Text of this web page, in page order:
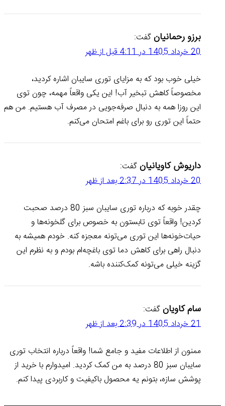
برزو رحمانیانگفت:
20 خرداد 1405 در 4:11 قبل از ظهر
خیلی خوب بود که به مزایای توری سایبان اشاره کردید،
مخصوصاً کاهش تبخیر آب! این یکی واقعاً مهمه، چون توی
این روزا همه به دنبال صرفه‌جویی در مصرف آب هستیم. من هم
حتماً این توری رو برای باغم امتحان می‌کنم.
داریوش کاویانیانگفت:
20 خرداد 1405 در 2:37 بعد از ظهر
چقدر خوبه که درباره توری سایبان سبز 80 درصد صحبت
کردین! واقعاً توی تابستون به خصوص برای گلخونه‌ها و
حیات‌خونه‌ها این توری می‌تونه معجزه کنه. خودم همیشه به
دنبال راهی برای کاهش دما توی باغچه‌ام بودم و به نظرم این
گزینه خیلی می‌تونه کمک‌کننده باشه.
سام کاویانگفت:
21 خرداد 1405 در 2:39 بعد از ظهر
ممنون از اطلاعات مفید و جامع شما! واقعاً درباره انتخاب توری
سایبان سبز 80 درصد به من کمک کردید. امیدوارم با خرید از
پوشش سازه، بتونم یه محصول باکیفیت و کاربردی پیدا کنم.